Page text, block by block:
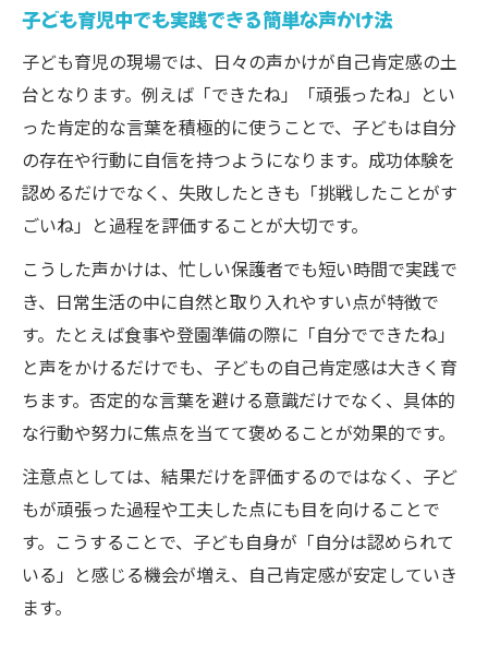
子ども育児中でも実践できる簡単な声かけ法
子ども育児の現場では、日々の声かけが自己肯定感の土
台となります。例えば「できたね」「頑張ったね」とい
った肯定的な言葉を積極的に使うことで、子どもは自分
の存在や行動に自信を持つようになります。成功体験を
認めるだけでなく、失敗したときも「挑戦したことがす
ごいね」と過程を評価することが大切です。
こうした声かけは、忙しい保護者でも短い時間で実践で
き、日常生活の中に自然と取り入れやすい点が特徴で
す。たとえば食事や登園準備の際に「自分でできたね」
と声をかけるだけでも、子どもの自己肯定感は大きく育
ちます。否定的な言葉を避ける意識だけでなく、具体的
な行動や努力に焦点を当てて褒めることが効果的です。
注意点としては、結果だけを評価するのではなく、子ど
もが頑張った過程や工夫した点にも目を向けることで
す。こうすることで、子ども自身が「自分は認められて
いる」と感じる機会が増え、自己肯定感が安定していき
ます。